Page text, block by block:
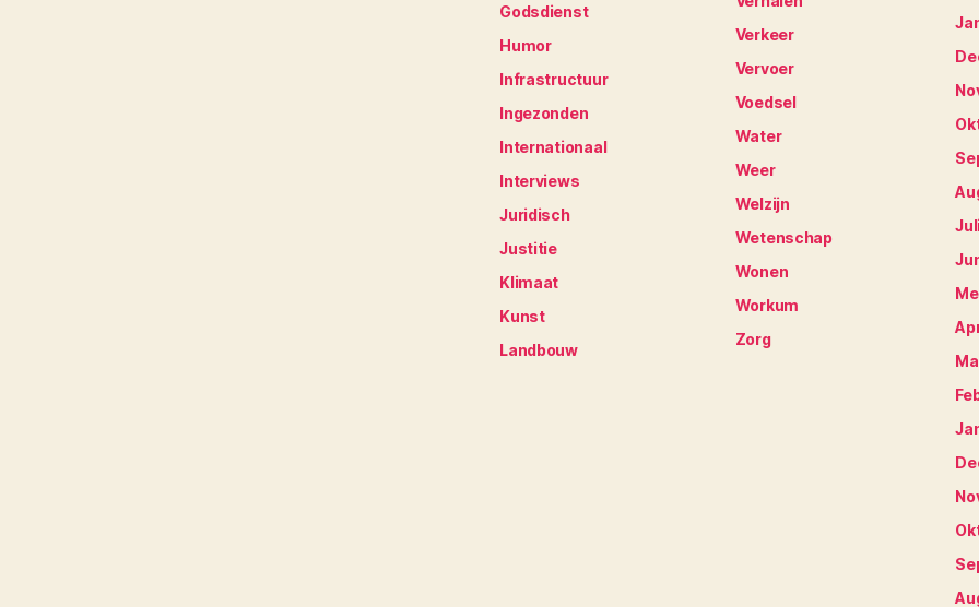
Godsdienst
Humor
Infrastructuur
Ingezonden
Internationaal
Interviews
Juridisch
Justitie
Klimaat
Kunst
Landbouw
Verkeer
Vervoer
Voedsel
Water
Weer
Welzijn
Wetenschap
Wonen
Workum
Zorg